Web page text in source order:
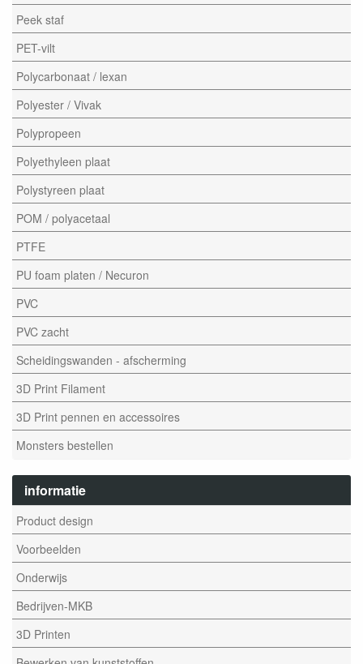
Peek staf
PET-vilt
Polycarbonaat / lexan
Polyester / Vivak
Polypropeen
Polyethyleen plaat
Polystyreen plaat
POM / polyacetaal
PTFE
PU foam platen / Necuron
PVC
PVC zacht
Scheidingswanden - afscherming
3D Print Filament
3D Print pennen en accessoires
Monsters bestellen
informatie
Product design
Voorbeelden
Onderwijs
Bedrijven-MKB
3D Printen